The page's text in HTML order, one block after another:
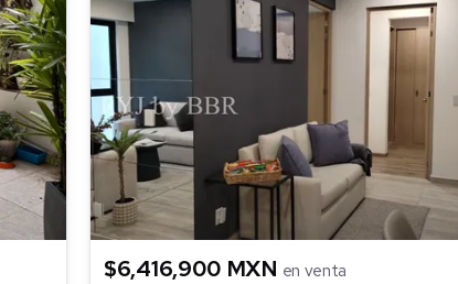
$6,416,900 MXN en venta